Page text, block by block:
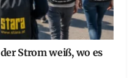
Strom weiß, wo es